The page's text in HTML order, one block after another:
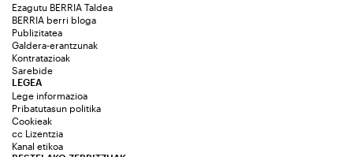
Ezagutu BERRIA Taldea
BERRIA berri bloga
Publizitatea
Galdera-erantzunak
Kontratazioak
Sarebide
LEGEA
Lege informazioa
Pribatutasun politika
Cookieak
cc Lizentzia
Kanal etikoa